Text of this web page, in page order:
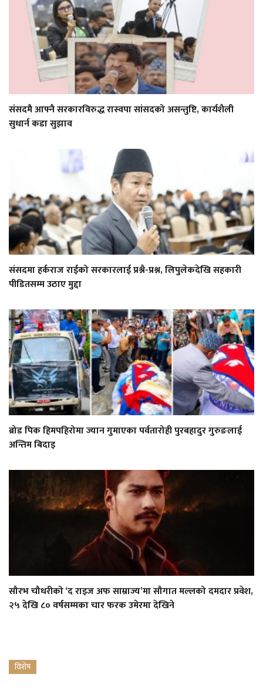
संसदमै आफ्नै सरकारविरुद्ध रास्वपा सांसदको असन्तुष्टि, कार्यशैली
सुधार्न कडा सुझाव
संसदमा हर्कराज राईको सरकारलाई प्रश्नै-प्रश्न, लिपुलेकदेखि सहकारी
पीडितसम्म उठाए मुद्दा
ब्रोड पिक हिमपहिरोमा ज्यान गुमाएका पर्वतारोही पुरबहादुर गुरुङलाई
अन्तिम बिदाइ
सौरभ चौधरीको ‘द राइज अफ साम्राज्य’मा सौगात मल्लको दमदार प्रवेश,
२५ देखि ८० वर्षसम्मका चार फरक उमेरमा देखिने
विशेष